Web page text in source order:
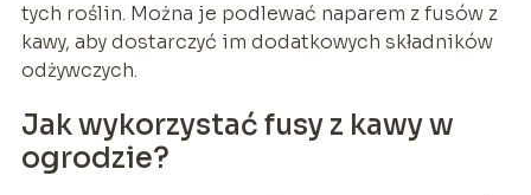
tych roślin. Można je podlewać naparem z fusów z
kawy, aby dostarczyć im dodatkowych składników
odżywczych.
Jak wykorzystać fusy z kawy w
ogrodzie?